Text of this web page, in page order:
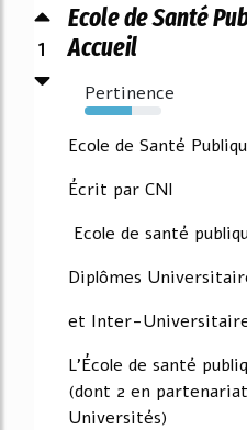
1
Ecole de Santé
Accueil
Pertinence
61%
Ecole de Santé
Écrit par CNI
Ecole de santé
Diplômes
et Inter-
L'École de santé
(dont 2 en
Universités)